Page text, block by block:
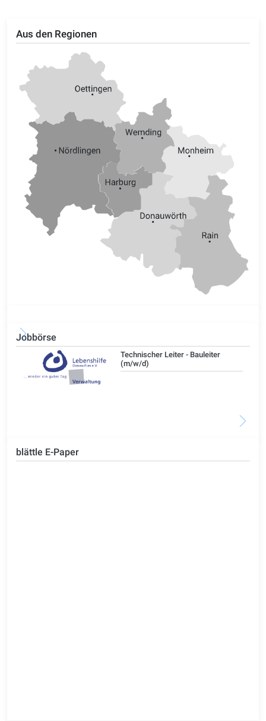
Aus den Regionen
Jobbörse
Technischer Leiter - Bauleiter
(m/w/d)
blättle E-Paper